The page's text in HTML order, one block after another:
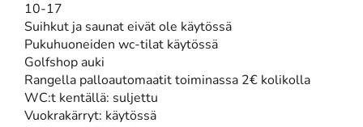
10-17
Suihkut ja saunat eivät ole käytössä
Pukuhuoneiden wc-tilat käytössä
Golfshop auki
Rangella palloautomaatit toiminassa 2€ kolikolla
WC:t kentällä: suljettu
Vuokrakärryt: käytössä